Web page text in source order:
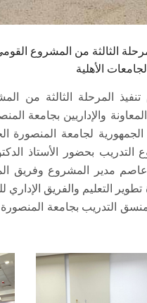
الثالثة من المشروع
الأهلية
المرحلة الثالثة من
والإداريين بجامعة
لجامعة المنصورة
التدريب بحضور الأستاذ
عاصم مدير المشروع
التعليم والفريق الإداري
بجامعة المنصورة